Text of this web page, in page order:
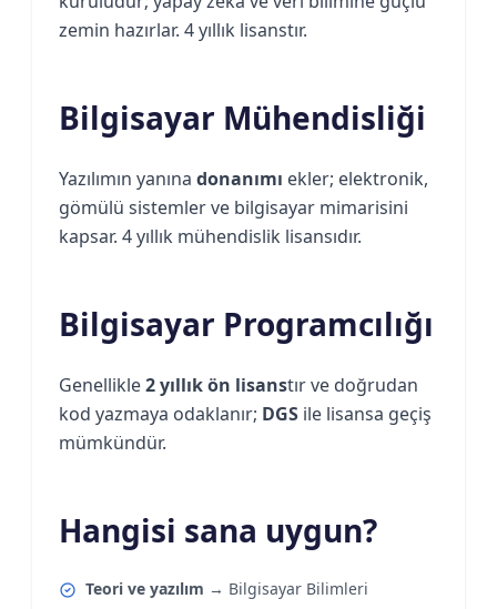
zemin hazırlar. 4 yıllık lisanstır.
Bilgisayar Mühendisliği
Yazılımın yanına donanımı ekler; elektronik,
gömülü sistemler ve bilgisayar mimarisini
kapsar. 4 yıllık mühendislik lisansıdır.
Bilgisayar Programcılığı
Genellikle2 yıllık ön lisanstır ve doğrudan
kod yazmaya odaklanır; DGS ile lisansa geçiş
mümkündür.
Hangisi sana uygun?
Teori ve yazılım → Bilgisayar Bilimleri